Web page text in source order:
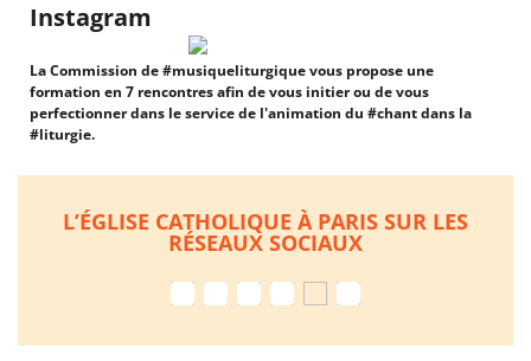
Instagram
La Commission de #musiqueliturgique vous propose une
formation en 7 rencontres afin de vous initier ou de vous
perfectionner dans le service de l'animation du #chant dans la
#liturgie.
L’ÉGLISE CATHOLIQUE À PARIS SUR LES
RÉSEAUX SOCIAUX